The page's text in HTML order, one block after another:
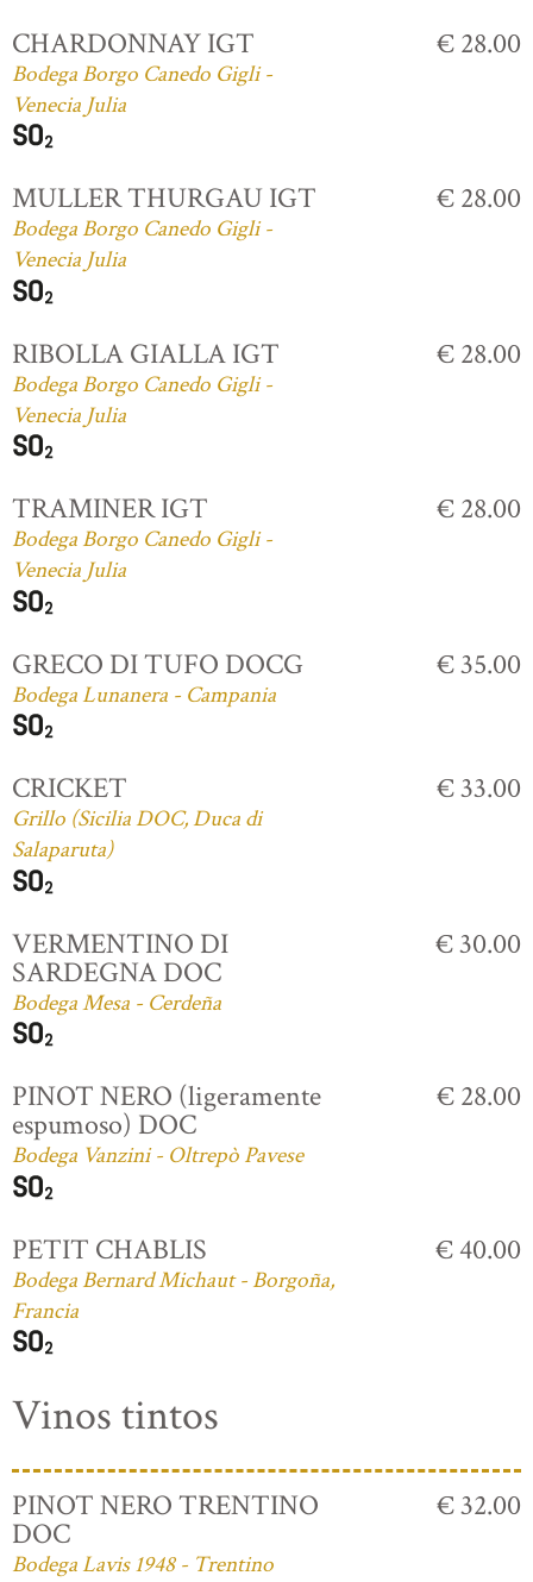
CHARDONNAY IGT
Bodega Borgo Canedo Gigli -
Venecia Julia
€ 28.00
MULLER THURGAU IGT
Bodega Borgo Canedo Gigli -
Venecia Julia
€ 28.00
RIBOLLA GIALLA IGT
Bodega Borgo Canedo Gigli -
Venecia Julia
€ 28.00
TRAMINER IGT
Bodega Borgo Canedo Gigli -
Venecia Julia
€ 28.00
GRECO DI TUFO DOCG
Bodega Lunanera - Campania
€ 35.00
CRICKET
Grillo (Sicilia DOC, Duca di
Salaparuta)
€ 33.00
VERMENTINO DI
SARDEGNA DOC
Bodega Mesa - Cerdeña
€ 30.00
PINOT NERO (ligeramente
espumoso) DOC
Bodega Vanzini - Oltrepò Pavese
€ 28.00
PETIT CHABLIS
Bodega Bernard Michaut - Borgoña,
Francia
€ 40.00
Vinos tintos
PINOT NERO TRENTINO
DOC
Bodega Lavis 1948 - Trentino
€ 32.00